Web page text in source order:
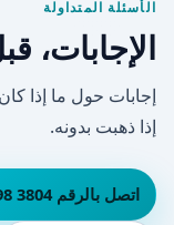
الأسئلة المتداولة
الإجابات،
إذا ذهبت بدونه.
اتصل بالرقم ⁦+971 52 398 3804⁩